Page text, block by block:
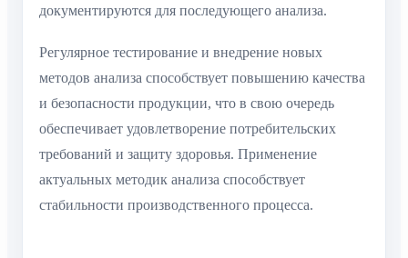
документируются для последующего анализа.
Регулярное тестирование и внедрение новых
методов анализа способствует повышению качества
и безопасности продукции, что в свою очередь
обеспечивает удовлетворение потребительских
требований и защиту здоровья. Применение
актуальных методик анализа способствует
стабильности производственного процесса.